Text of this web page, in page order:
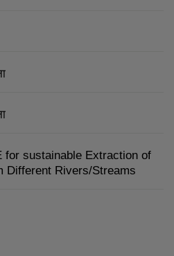
for sustainable Extraction of
Different Rivers/Streams